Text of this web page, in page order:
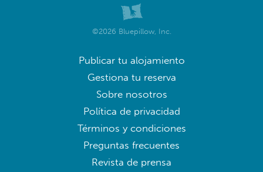
©2026 Bluepillow, Inc.
Publicar tu alojamiento
Gestiona tu reserva
Sobre nosotros
Política de privacidad
Términos y condiciones
Preguntas frecuentes
Revista de prensa